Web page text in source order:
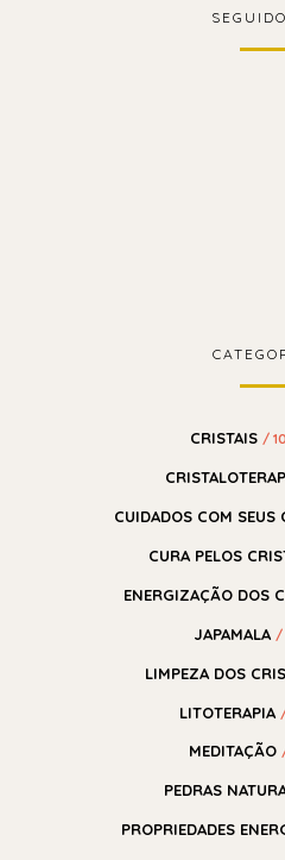
CRISTAIS /
CUIDADOS COM SEUS
CURA PELOS
ENERGIZAÇÃO DOS
JAPAMALA /
LIMPEZA DOS
LITOTERAPIA
MEDITAÇÃO
PEDRAS
PROPRIEDADES